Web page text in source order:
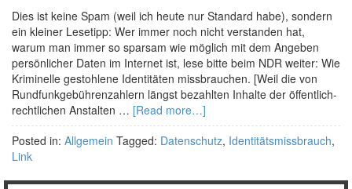
Dies ist keine Spam (weil ich heute nur Standard habe), sondern
ein kleiner Lesetipp: Wer immer noch nicht verstanden hat,
warum man immer so sparsam wie möglich mit dem Angeben
persönlicher Daten im Internet ist, lese bitte beim NDR weiter: Wie
Kriminelle gestohlene Identitäten missbrauchen. [Weil die von
Rundfunkgebührenzahlern längst bezahlten Inhalte der öffentlich-
rechtlichen Anstalten … [Read more…]
Posted in: Allgemein Tagged: Datenschutz, Identitätsmissbrauch,
Link